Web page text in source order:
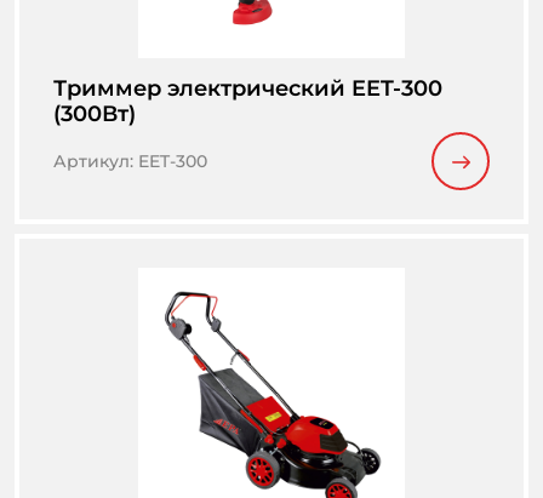
Триммер электрический EET-300
(300Вт)
Артикул: EET-300